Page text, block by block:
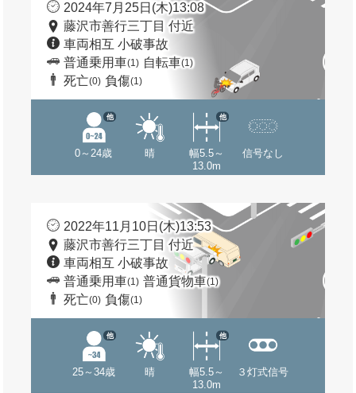
2024年7月25日(木)13:08
藤沢市善行三丁目 付近
車両相互 小破事故
普通乗用車(1) 自転車(1)
死亡(0) 負傷(1)
0～24歳
他
晴
幅5.5～
13.0m
他
信号なし
2022年11月10日(木)13:53
藤沢市善行三丁目 付近
車両相互 小破事故
普通乗用車(1) 普通貨物車(1)
死亡(0) 負傷(1)
25～34歳
他
晴
幅5.5～
13.0m
他
３灯式信号